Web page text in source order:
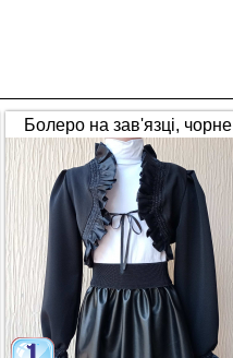
Болеро на зав'язці, чорне
(1653)